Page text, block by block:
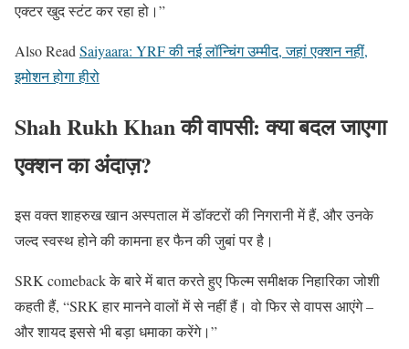
एक्टर खुद स्टंट कर रहा हो।”
Also Read Saiyaara: YRF की नई लॉन्चिंग उम्मीद, जहां एक्शन नहीं,
इमोशन होगा हीरो
Shah Rukh Khan की वापसी: क्या बदल जाएगा
एक्शन का अंदाज़?
इस वक्त शाहरुख खान अस्पताल में डॉक्टरों की निगरानी में हैं, और उनके
जल्द स्वस्थ होने की कामना हर फैन की जुबां पर है।
SRK comeback के बारे में बात करते हुए फिल्म समीक्षक निहारिका जोशी
कहती हैं, “SRK हार मानने वालों में से नहीं हैं। वो फिर से वापस आएंगे –
और शायद इससे भी बड़ा धमाका करेंगे।”